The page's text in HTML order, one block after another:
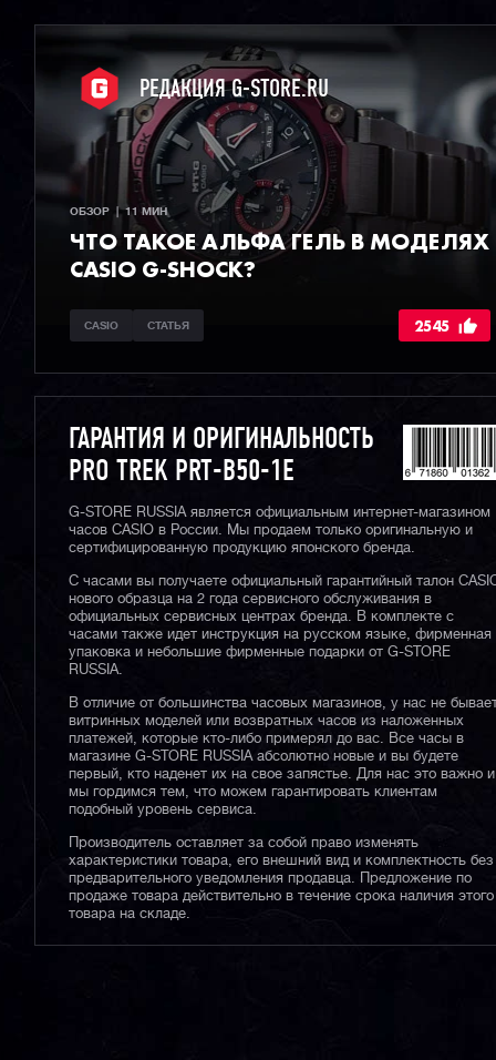
РЕДАКЦИЯ G-STORE.RU
ОБЗОР  |  11 МИН
ЧТО ТАКОЕ АЛЬФА ГЕЛЬ В МОДЕЛЯХ
CASIO G-SHOCK?
CASIO СТАТЬЯ 2545
ГАРАНТИЯ И ОРИГИНАЛЬНОСТЬ
PRO TREK PRT-B50-1E
G-STORE RUSSIA является официальным интернет-магазином
часов CASIO в России. Мы продаем только оригинальную и
сертифицированную продукцию японского бренда.
С часами вы получаете официальный гарантийный талон
нового образца на 2 года сервисного обслуживания в
официальных сервисных центрах бренда. В комплекте с
часами также идет инструкция на русском языке, фирменная
упаковка и небольшие фирменные подарки от G-STORE
RUSSIA.
В отличие от большинства часовых магазинов, у нас не
витринных моделей или возвратных часов из наложенных
платежей, которые кто-либо примерял до вас. Все часы в
магазине G-STORE RUSSIA абсолютно новые и вы будете
первый, кто наденет их на свое запястье. Для нас это важно и
мы гордимся тем, что можем гарантировать клиентам
подобный уровень сервиса.
Производитель оставляет за собой право изменять
характеристики товара, его внешний вид и комплектность без
предварительного уведомления продавца. Предложение по
продаже товара действительно в течение срока наличия этого
товара на складе.